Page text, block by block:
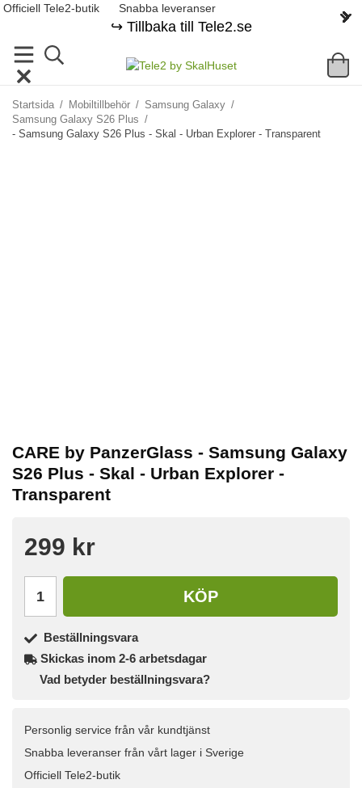
Officiell Tele2-butik Snabba leveranser
↪️ Tillbaka till Tele2.se
Startsida / Mobiltillbehör / Samsung Galaxy /
Samsung Galaxy S26 Plus /
- Samsung Galaxy S26 Plus - Skal - Urban Explorer - Transparent
CARE by PanzerGlass - Samsung Galaxy
S26 Plus - Skal - Urban Explorer -
Transparent
299 kr
KÖP
Beställningsvara
Skickas inom 2-6 arbetsdagar
Vad betyder beställningsvara?
Personlig service från vår kundtjänst
Snabba leveranser från vårt lager i Sverige
Officiell Tele2-butik